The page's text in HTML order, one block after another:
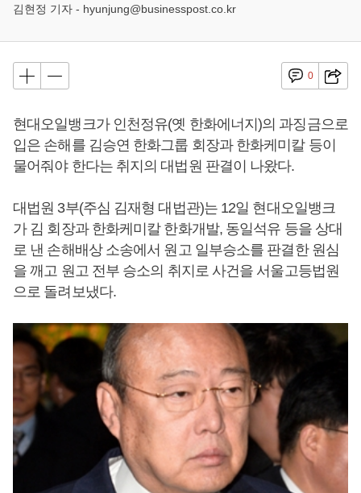
김현정 기자 - hyunjung@businesspost.co.kr
0
현대오일뱅크가 인천정유(옛 한화에너지)의 과징금으로
입은 손해를 김승연 한화그룹 회장과 한화케미칼 등이
물어줘야 한다는 취지의 대법원 판결이 나왔다.
대법원 3부(주심 김재형 대법관)는 12일 현대오일뱅크
가 김 회장과 한화케미칼 한화개발, 동일석유 등을 상대
로 낸 손해배상 소송에서 원고 일부승소를 판결한 원심
을 깨고 원고 전부 승소의 취지로 사건을 서울고등법원
으로 돌려보냈다.